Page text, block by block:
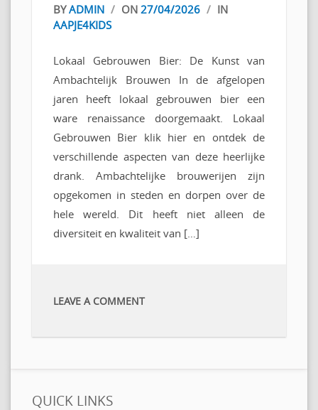
BYADMIN / ON 27/04/2026 / IN
AAPJE4KIDS
Lokaal Gebrouwen Bier: De Kunst van
Ambachtelijk Brouwen In de afgelopen
jaren heeft lokaal gebrouwen bier een
ware renaissance doorgemaakt. Lokaal
Gebrouwen Bier klik hier en ontdek de
verschillende aspecten van deze heerlijke
drank. Ambachtelijke brouwerijen zijn
opgekomen in steden en dorpen over de
hele wereld. Dit heeft niet alleen de
diversiteit en kwaliteit van […]
LEAVE A COMMENT
QUICK LINKS